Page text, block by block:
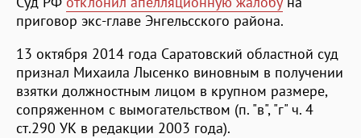
приговор экс-главе Энгельсского района.
13 октября 2014 года Саратовский областной суд
признал Михаила Лысенко виновным в получении
взятки должностным лицом в крупном размере,
сопряженном с вымогательством (п. "в", "г" ч. 4
ст.290 УК в редакции 2003 года).